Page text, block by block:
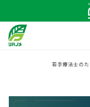
若手療法士の